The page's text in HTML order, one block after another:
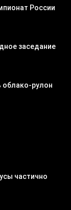
России
заседание
рулон
частично